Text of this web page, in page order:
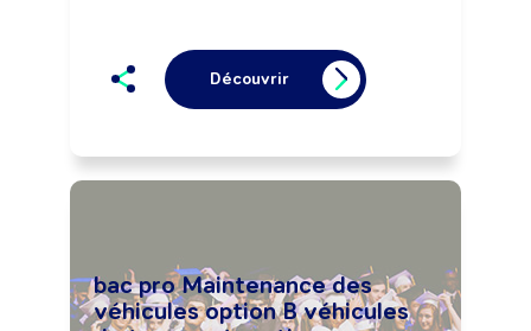
Découvrir
bac pro Maintenance des
véhicules option B véhicules